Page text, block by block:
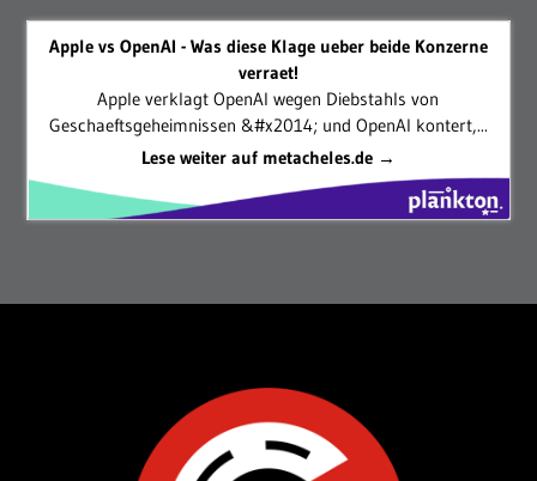
Apple vs OpenAI - Was diese Klage ueber beide Konzerne
verraet!
Apple verklagt OpenAI wegen Diebstahls von
Geschaeftsgeheimnissen &#x2014; und OpenAI kontert,...
Lese weiter auf metacheles.de →